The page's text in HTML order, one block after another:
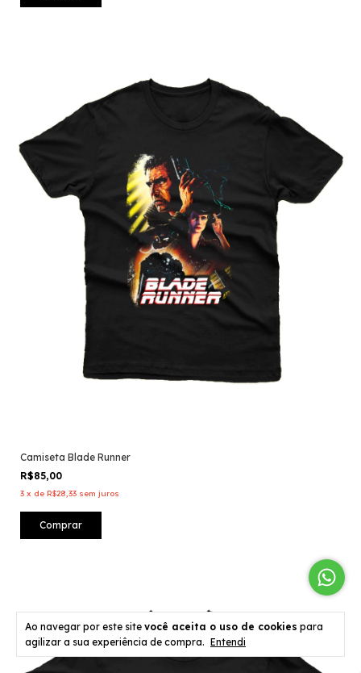
Ao navegar por este site você aceita o uso de cookies para
agilizar a sua experiência de compra. Entendi
Camiseta Blade Runner
R$85,00
3 x de R$28,33 sem juros
Comprar